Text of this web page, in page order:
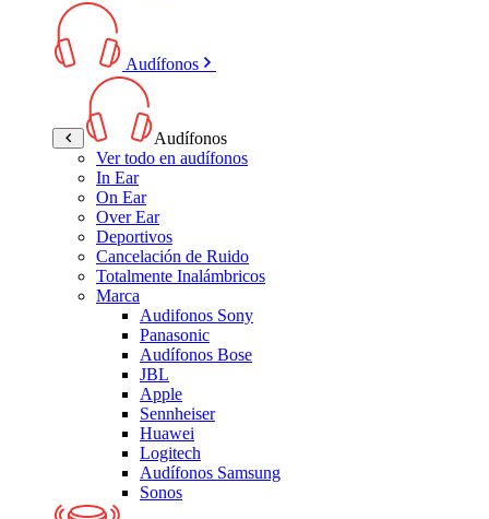
Audífonos
Audífonos
Ver todo en audífonos
In Ear
On Ear
Over Ear
Deportivos
Cancelación de Ruido
Totalmente Inalámbricos
Marca
Audifonos Sony
Panasonic
Audífonos Bose
JBL
Apple
Sennheiser
Huawei
Logitech
Audífonos Samsung
Sonos